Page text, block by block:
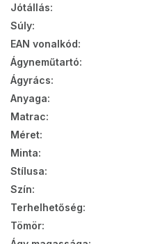
Jótállás:
Súly:
EAN vonalkód:
Ágyneműtartó:
Ágyrács:
Anyaga:
Matrac:
Méret:
Minta:
Stílusa:
Szín:
Terhelhetőség:
Tömör: